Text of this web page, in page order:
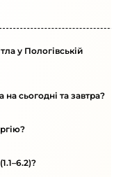
у Пологівській
сьогодні та завтра?